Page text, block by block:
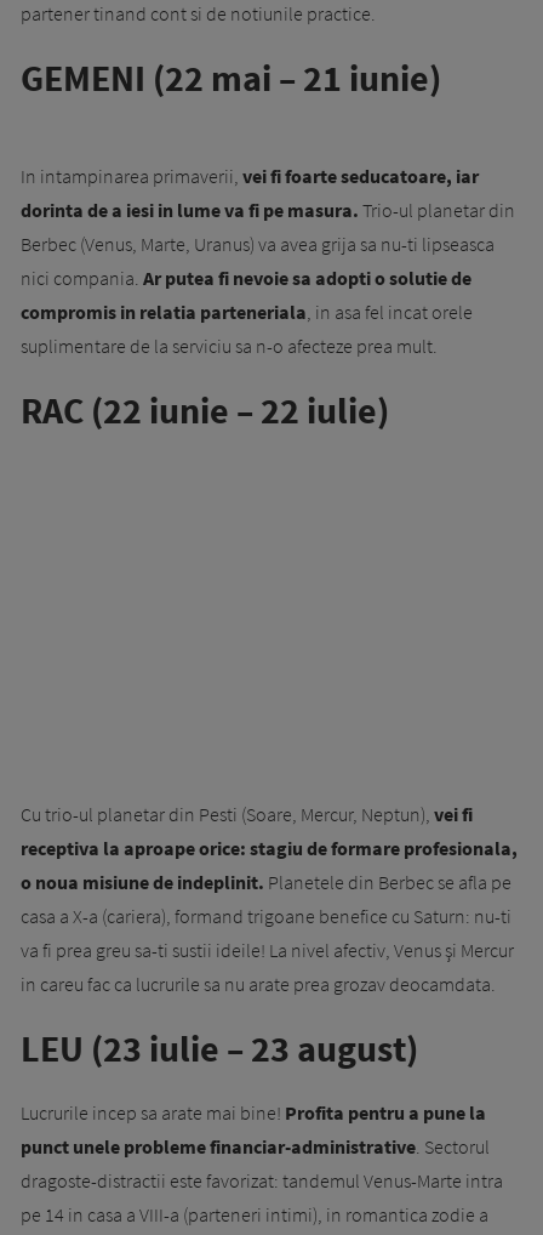
partener tinand cont si de notiunile practice.
GEMENI (22 mai – 21 iunie)
In intampinarea primaverii, vei fi foarte seducatoare, iar
dorinta de a iesi in lume va fi pe masura. Trio-ul planetar din
Berbec (Venus, Marte, Uranus) va avea grija sa nu-ti lipseasca
nici compania. Ar putea fi nevoie sa adopti o solutie de
compromis in relatia parteneriala, in asa fel incat orele
suplimentare de la serviciu sa n-o afecteze prea mult.
RAC (22 iunie – 22 iulie)
Cu trio-ul planetar din Pesti (Soare, Mercur, Neptun), vei fi
receptiva la aproape orice: stagiu de formare profesionala,
o noua misiune de indeplinit. Planetele din Berbec se afla pe
casa a X-a (cariera), formand trigoane benefice cu Saturn: nu-ti
va fi prea greu sa-ti sustii ideile! La nivel afectiv, Venus şi Mercur
in careu fac ca lucrurile sa nu arate prea grozav deocamdata.
LEU (23 iulie – 23 august)
Lucrurile incep sa arate mai bine! Profita pentru a pune la
punct unele probleme financiar-administrative. Sectorul
dragoste-distractii este favorizat: tandemul Venus-Marte intra
pe 14 in casa a VIII-a (parteneri intimi), in romantica zodie a